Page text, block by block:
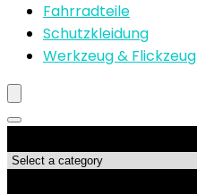
Fahrradteile
Schutzkleidung
Werkzeug & Flickzeug